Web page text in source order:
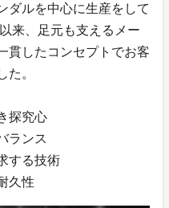
ダルを中心に生産をして
来、足元も支えるメー
貫したコンセプトでお客
た。
探究心
ランス
する技術
久性